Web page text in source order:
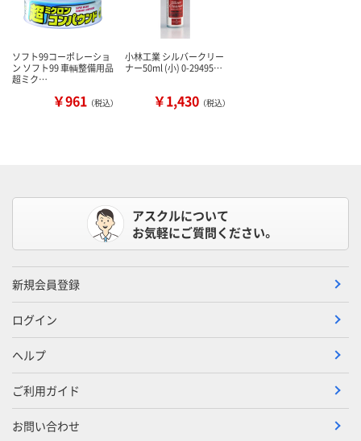
ソフト99コーポレーショ
ン ソフト99 車輌整備用品
超ミク…
￥961 （税込）
小林工業 シルバークリー
ナー50ml (小) 0-29495…
￥1,430 （税込）
アスクルについて
お気軽にご質問ください。
新規会員登録
ログイン
ヘルプ
ご利用ガイド
お問い合わせ